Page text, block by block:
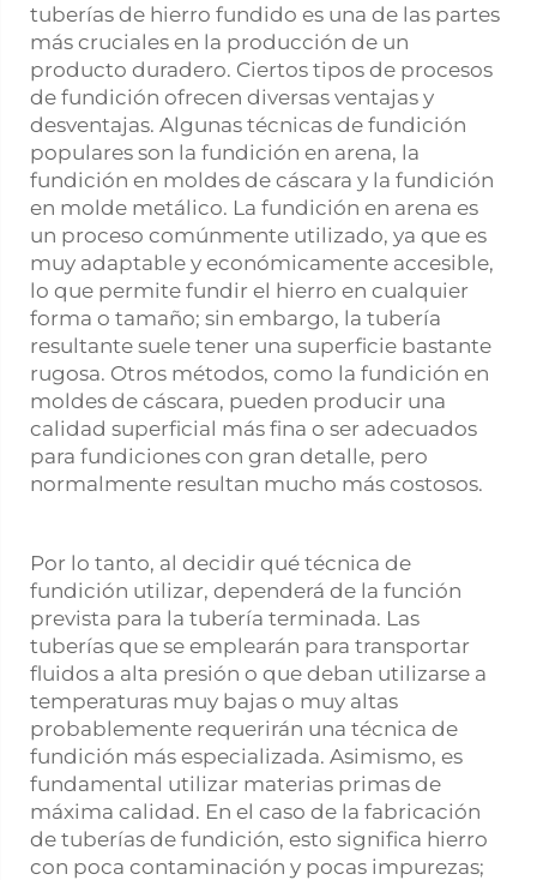
tuberías de hierro fundido es una de las partes
más cruciales en la producción de un
producto duradero. Ciertos tipos de procesos
de fundición ofrecen diversas ventajas y
desventajas. Algunas técnicas de fundición
populares son la fundición en arena, la
fundición en moldes de cáscara y la fundición
en molde metálico. La fundición en arena es
un proceso comúnmente utilizado, ya que es
muy adaptable y económicamente accesible,
lo que permite fundir el hierro en cualquier
forma o tamaño; sin embargo, la tubería
resultante suele tener una superficie bastante
rugosa. Otros métodos, como la fundición en
moldes de cáscara, pueden producir una
calidad superficial más fina o ser adecuados
para fundiciones con gran detalle, pero
normalmente resultan mucho más costosos.
Por lo tanto, al decidir qué técnica de
fundición utilizar, dependerá de la función
prevista para la tubería terminada. Las
tuberías que se emplearán para transportar
fluidos a alta presión o que deban utilizarse a
temperaturas muy bajas o muy altas
probablemente requerirán una técnica de
fundición más especializada. Asimismo, es
fundamental utilizar materias primas de
máxima calidad. En el caso de la fabricación
de tuberías de fundición, esto significa hierro
con poca contaminación y pocas impurezas;